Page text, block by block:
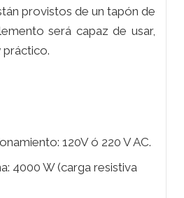
provistos de un tapón de
será capaz de usar,
práctico.
120V ó 220 V AC.
4000 W (carga resistiva